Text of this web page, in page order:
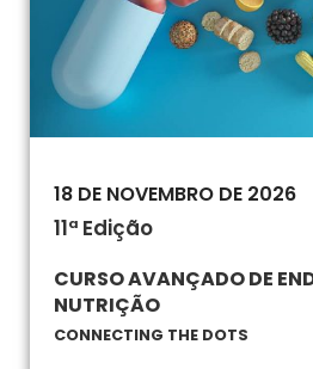
18 DE NOVEMBRO DE 2026
11ª Edição
CURSO AVANÇADO DE
NUTRIÇÃO
CONNECTING THE DOTS